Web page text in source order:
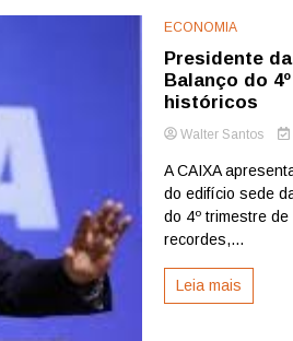
ECONOMIA
Presidente
Balanço do
históricos
Walter Santos
A CAIXA
do edifício sede
do 4º trimestre
recordes,...
Leia mais